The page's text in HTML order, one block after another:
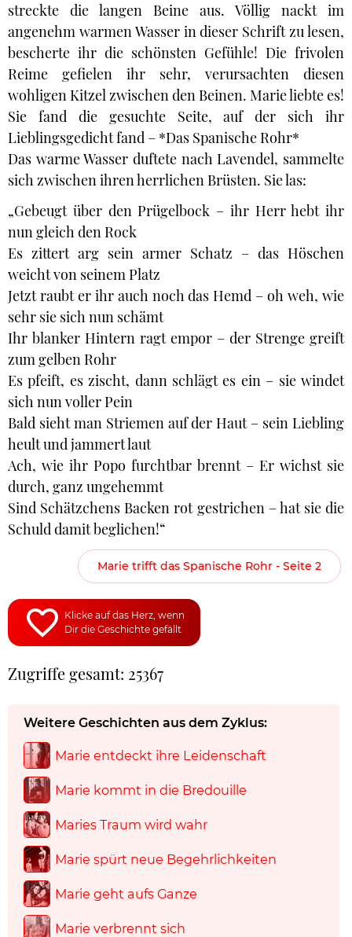
streckte die langen Beine aus. Völlig nackt im
angenehm warmen Wasser in dieser Schrift zu lesen,
bescherte ihr die schönsten Gefühle! Die frivolen
Reime gefielen ihr sehr, verursachten diesen
wohligen Kitzel zwischen den Beinen. Marie liebte es!
Sie fand die gesuchte Seite, auf der sich ihr
Lieblingsgedicht fand – *Das Spanische Rohr*
Das warme Wasser duftete nach Lavendel, sammelte
sich zwischen ihren herrlichen Brüsten. Sie las:
„Gebeugt über den Prügelbock – ihr Herr hebt ihr
nun gleich den Rock
Es zittert arg sein armer Schatz – das Höschen
weicht von seinem Platz
Jetzt raubt er ihr auch noch das Hemd – oh weh, wie
sehr sie sich nun schämt
Ihr blanker Hintern ragt empor – der Strenge greift
zum gelben Rohr
Es pfeift, es zischt, dann schlägt es ein – sie windet
sich nun voller Pein
Bald sieht man Striemen auf der Haut – sein Liebling
heult und jammert laut
Ach, wie ihr Popo furchtbar brennt – Er wichst sie
durch, ganz ungehemmt
Sind Schätzchens Backen rot gestrichen – hat sie die
Schuld damit beglichen!“
Marie trifft das Spanische Rohr - Seite 2
Klicke auf das Herz, wenn
Dir die Geschichte gefällt
Zugriffe gesamt: 25367
Weitere Geschichten aus dem Zyklus:
Marie entdeckt ihre Leidenschaft
Marie kommt in die Bredouille
Maries Traum wird wahr
Marie spürt neue Begehrlichkeiten
Marie geht aufs Ganze
Marie verbrennt sich